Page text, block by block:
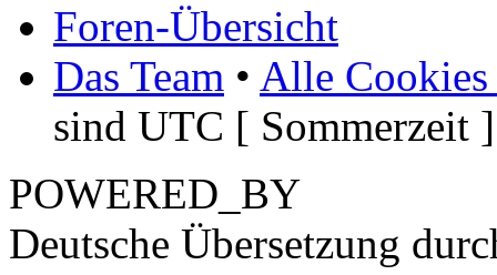
Foren-Übersicht
Das Team • Alle Cookies
sind UTC [ Sommerzeit ]
POWERED_BY
Deutsche Übersetzung